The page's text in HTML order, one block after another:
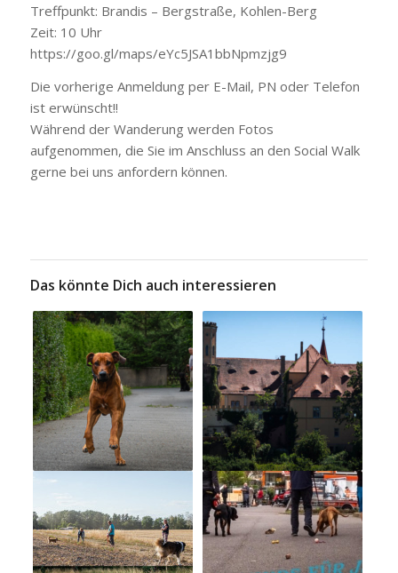
Treffpunkt: Brandis – Bergstraße, Kohlen-Berg
Zeit: 10 Uhr
https://goo.gl/maps/eYc5JSA1bbNpmzjg9
Die vorherige Anmeldung per E-Mail, PN oder Telefon
ist erwünscht!!
Während der Wanderung werden Fotos
aufgenommen, die Sie im Anschluss an den Social Walk
gerne bei uns anfordern können.
Das könnte Dich auch interessieren